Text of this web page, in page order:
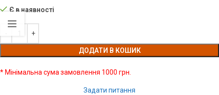
Є в наявності
ДОДАТИ В КОШИК
* Мінімальна сума замовлення 1000 грн.
Задати питання